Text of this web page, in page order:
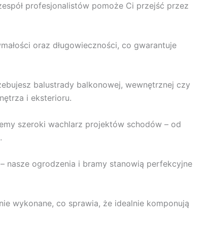
profesjonalistów pomoże Ci przejść przez
oraz długowieczności, co gwarantuje
balustrady balkonowej, wewnętrznej czy
i eksterioru.
szeroki wachlarz projektów schodów – od
nasze ogrodzenia i bramy stanowią perfekcyjne
wykonane, co sprawia, że idealnie komponują